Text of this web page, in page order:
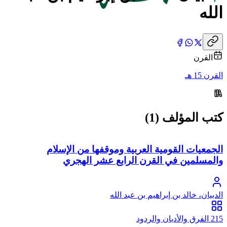
الله
القرن
القرن 15 هـ
كتب المؤلف (1)
الجمعيات القومية العربية وموقفها من الإسلام
والمسلمين في القرن الرابع عشر الهجري
الدبيان، خالد بن إبراهيم بن عبد الله
215 الفرق والأديان والردود